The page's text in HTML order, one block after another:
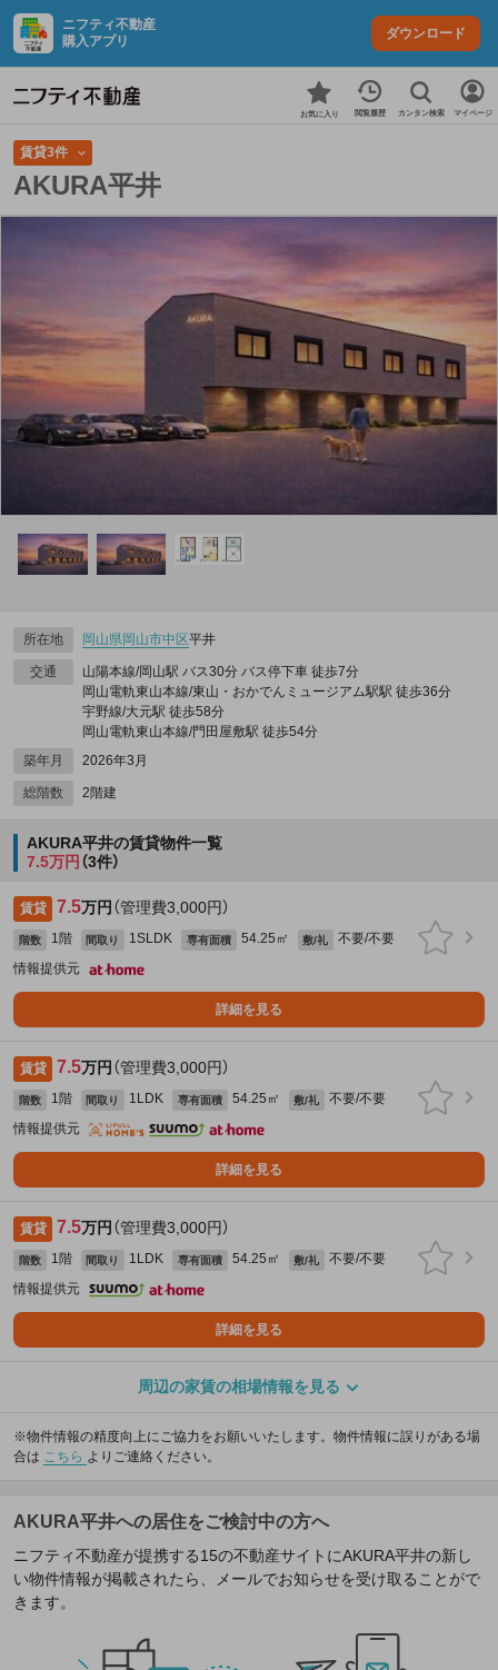
ニフティ不動産
購入アプリ
ダウンロード
お気に入り 閲覧履歴 カンタン検索 マイページ
賃貸3件
AKURA平井
所在地 岡山県岡山市中区平井
交通
山陽本線/岡山駅 バス30分 バス停下車 徒歩7分
岡山電軌東山本線/東山・おかでんミュージアム駅駅 徒歩36分
宇野線/大元駅 徒歩58分
岡山電軌東山本線/門田屋敷駅 徒歩54分
築年月
2026年3月
総階数 2階建
AKURA平井の賃貸物件一覧
7.5万円 （3件）
賃貸 7.5万円 （管理費3,000円）
階数 1階 間取り 1SLDK 専有面積 54.25㎡ 敷/礼
不要/不要
情報提供元
詳細を見る
賃貸 7.5万円 （管理費3,000円）
階数 1階 間取り 1LDK 専有面積 54.25㎡ 敷/礼
不要/不要
情報提供元
詳細を見る
賃貸 7.5万円 （管理費3,000円）
階数 1階 間取り 1LDK 専有面積 54.25㎡ 敷/礼
不要/不要
情報提供元
詳細を見る
周辺の家賃の相場情報を見る
※物件情報の精度向上にご協力をお願いいたします。物件情報に誤りがある場
合は こちら よりご連絡ください。
AKURA平井への居住をご検討中の方へ
ニフティ不動産が提携する15の不動産サイトにAKURA平井の新し
い物件情報が掲載されたら、メールでお知らせを受け取ることがで
きます。